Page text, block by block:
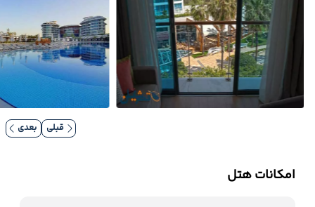
قبلی بعدی
امکانات هتل